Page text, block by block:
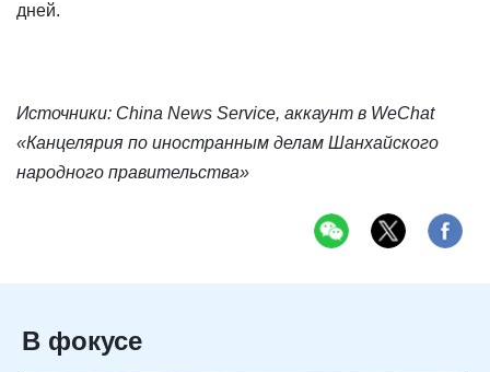
дней.
Источники: China News Service, аккаунт в WeChat
«Канцелярия по иностранным делам Шанхайского
народного правительства»
В фокусе